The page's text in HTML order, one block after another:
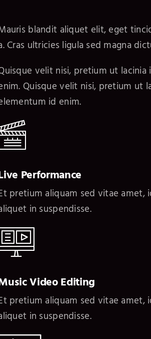
blandit aliquet elit, eget
Cras ultricies ligula sed magna
velit nisi, pretium ut
Quisque velit nisi, pretium ut
id enim.
Performance
pretium aliquam sed vitae amet,
in suspendisse.
Video Editing
pretium aliquam sed vitae amet,
in suspendisse.